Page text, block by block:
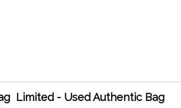
Limited - Used Authentic Bag